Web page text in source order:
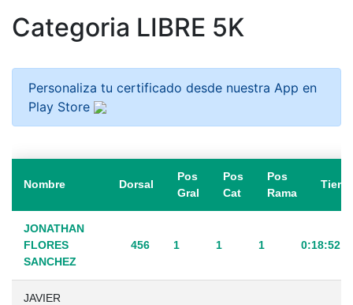
Categoria LIBRE 5K
Personaliza tu certificado desde nuestra App en
Play Store
Nombre Dorsal
Pos
Gral
Pos
Cat
Pos
Rama
JONATHAN
FLORES
SANCHEZ
456 1 1 1 0:18:52
JAVIER